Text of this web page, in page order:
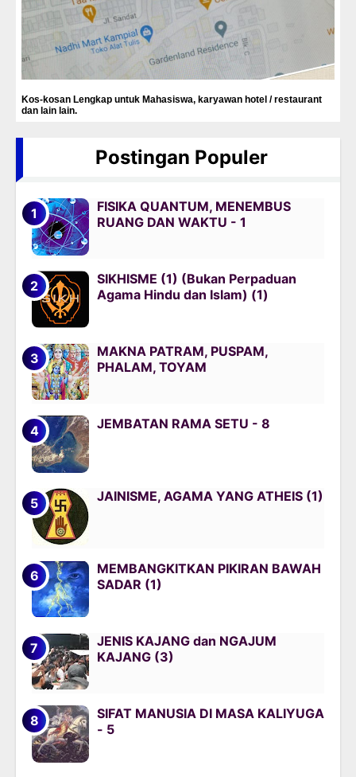
Kos-kosan Lengkap untuk Mahasiswa, karyawan hotel / restaurant
dan lain lain.
Postingan Populer
FISIKA QUANTUM, MENEMBUS
RUANG DAN WAKTU - 1
SIKHISME (1) (Bukan Perpaduan
Agama Hindu dan Islam) (1)
MAKNA PATRAM, PUSPAM,
PHALAM, TOYAM
JEMBATAN RAMA SETU - 8
JAINISME, AGAMA YANG ATHEIS (1)
MEMBANGKITKAN PIKIRAN BAWAH
SADAR (1)
JENIS KAJANG dan NGAJUM
KAJANG (3)
SIFAT MANUSIA DI MASA KALIYUGA
- 5